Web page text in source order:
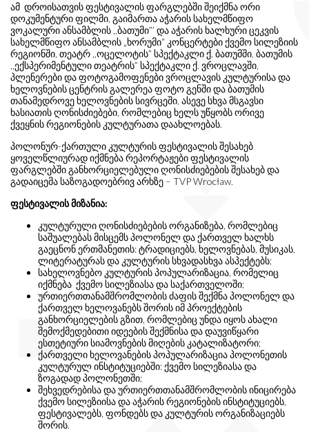
ამ დროისათვის ფესტივალის ფარგლებში შეიქმნა ორი
დოკუმენტური ფილმი, გაიმართა აჭარის სახელმწიფო
ვოკალური ანსამბლის ,,ბათუმი”’ და აჭარის ხალხური ცეკვის
სახელმწიფო ანსამბლის „ხორუმი“ კონცერტები ქვემო სილეზიის
რეგიონში, თეატრ ,,ოცელოტის” სპექტაკლი ქ. ბათუმში, ბათუმის
,,ექსპერიმენტული თეატრის” სპექტაკლი ქ. ვროცლავში,
პლენერები და ფოტოგამოფენები ვროცლავის კულტურისა და
ხელოვნების ცენტრის გალერეა ფოტო გენში და ბათუმის
თანამედროვე ხელოვნების სივრცეში, ასევე სხვა მსგავსი
ხასიათის ღონისძიებები, რომლებიც ხელს უწყობს ორივე
ქვეყნის რეგიონების კულტურათა დაახლოებას.
პოლონურ-ქართული კულტურის ფესტივალის შესახებ
ყოველწლიურად იქმნება რეპორტაჟები ფესტივალის
ფარგლებში განხორციელებული ღონისძიებების შესახებ და
გადაიცემა საზოგადოებრივ არხზე – TVP Wrocław.
ფესტივალის მიზანია:
კულტურული ღონისძიებების ორგანიზება, რომლებიც
საშუალებას მისცემს პოლონელ და ქართველ ხალხს
გაეცნონ ერთმანეთის: ტრადიციებს, ხელოვნებას, მუსიკას,
ლიტერატურას და კულტურის სხვადასხვა ასპექტებს;
სახელოვნებო კულტურის პოპულარიზაცია, რომელიც
იქმნება ქვემო სილეზიასა და საქართველოში;
ურთიერთთანამშრომლობის ძაფის შექმნა პოლონელ და
ქართველ ხელოვანებს შორის იმ პროექტების
განხორციელების გზით, რომლებიც უნდა იყოს ახალი
შემოქმედებითი იდეების შექმნისა და დაუვიწყარი
ესთეტიური სიამოვნების მიღების კატალიზატორი;
ქართველი ხელოვანების პოპულარიზაცია პოლონეთის
კულტურულ ინსტიტუციებში: ქვემო სილეზიასა და
ზოგადად პოლონეთში;
შეხვედრებისა და ურთიერთთანამშრომლობის ინიცირება
ქვემო სილეზიისა და აჭარის რეგიონების ინსტიტუციებს,
ფესტივალებს, ფონდებს და კულტურის ორგანიზაციებს
შორის.